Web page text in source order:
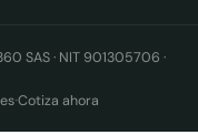
SAS · NIT 901305706 ·
·Cotiza ahora